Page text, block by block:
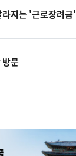
지는 '근로장려금'
방문